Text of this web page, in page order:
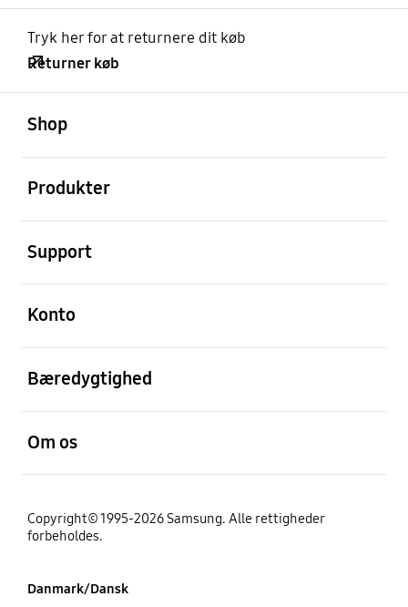
Tryk her for at returnere dit køb
Returner køb
Shop
Produkter
Support
Konto
Bæredygtighed
Om os
Copyright© 1995-2026 Samsung. Alle rettigheder
forbeholdes.
Danmark/Dansk